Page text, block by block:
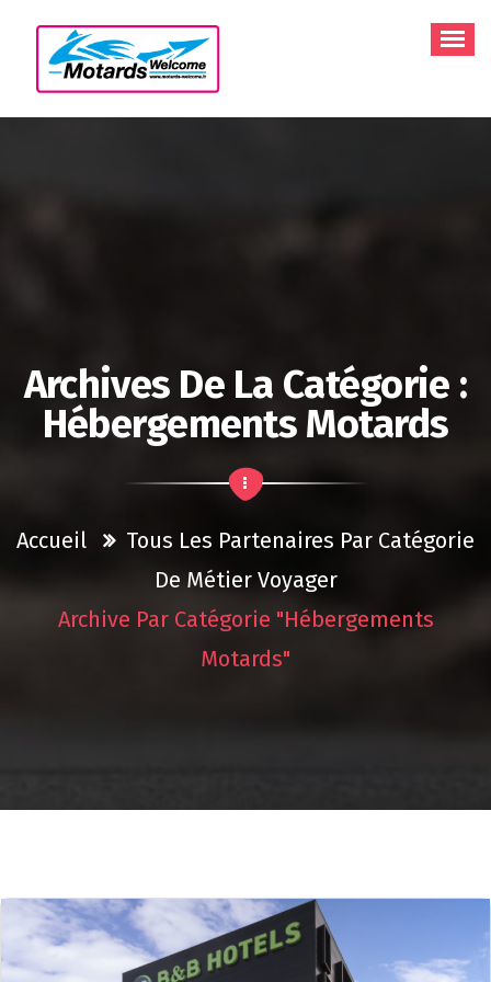
contenu
Archives De La Catégorie :
Hébergements Motards
Accueil
Tous Les Partenaires Par Catégorie
De Métier Voyager
Archive Par Catégorie "Hébergements
Motards"